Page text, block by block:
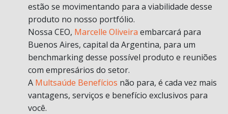
estão se movimentando para a viabilidade desse
produto no nosso portfólio.
Nossa CEO, Marcelle Oliveira embarcará para
Buenos Aires, capital da Argentina, para um
benchmarking desse possível produto e reuniões
com empresários do setor.
A Multsaúde Benefícios não para, é cada vez mais
vantagens, serviços e benefício exclusivos para
você.